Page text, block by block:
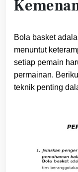
Bola basket
menuntut
setiap pemain
permainan.
teknik penting